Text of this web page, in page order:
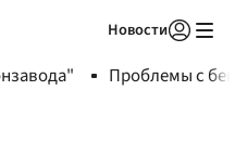
Новости
Проблемы с